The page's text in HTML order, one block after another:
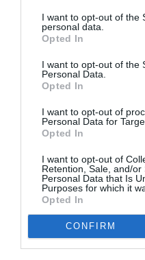
I want to opt-out of the
personal data.
Opted In
I want to opt-out of the
Personal Data.
Opted In
I want to opt-out of
Personal Data for
Opted In
I want to opt-out of
Retention, Sale, and/or
Personal Data that Is
Purposes for which it
Opted In
CONFIRM
μεταναστών στο
Νέα σενάρια για την τύχη του
φως της δημοσιότητας, με